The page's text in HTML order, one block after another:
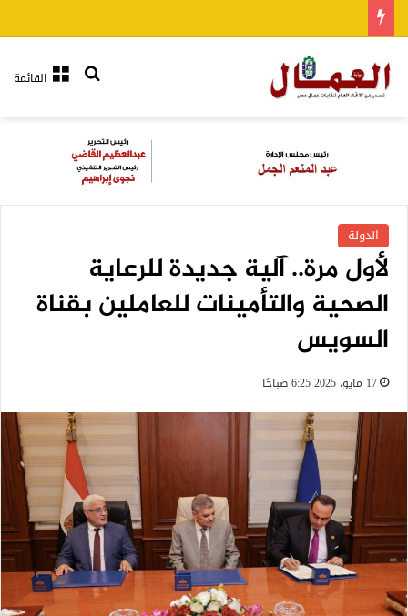
القائمةبحث عن
الدولة
لأول مرة.. آلية جديدة للرعاية
الصحية والتأمينات للعاملين بقناة
السويس
17 مايو، 2025 6:25 صباحًا